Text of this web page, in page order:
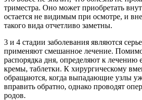
триместра. Оно может приобретать
остается не видимым при осмотре, и
такого вида отчетливо заметны.
3 и 4 стадии заболевания являются
применяют смешанное лечение.
распорядка дня, определяют к лечению
кремы, таблетки. К хирургическому
обращаются, когда выпадающие узлы
вправить обратно, однако проводят
родов.